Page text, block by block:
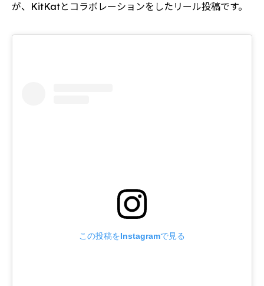
が、KitKatとコラボレーションをしたリール投稿です。
この投稿をInstagramで見る